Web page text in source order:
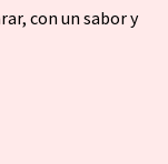
con un sabor y